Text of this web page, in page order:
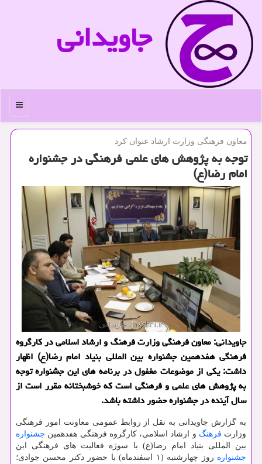
جاویدانی
منو
معاون فرهنگی وزارت ارشاد عنوان كرد
توجه به پژوهش های علمی فرهنگی در جشنواره
امام رضا(ع)
جاویدانی: معاون فرهنگی وزارت فرهنگ و ارشاد اسلامی در كارگروه
فرهنگی هفدهمین جشنواره بین المللی بنیاد امام رضا(ع) اظهار
داشت: یكی از موضوعات مغفول در برنامه های این جشنواره توجه
به پژوهش های علمی و فرهنگی است كه خوشبختانه مقرر است از
سال آینده در جشنواره حضور داشته باشد.
به گزارش جاویدانی به نقل از روابط عمومی معاونت امور فرهنگی
وزارت فرهنگ و ارشاد اسلامی، كارگروه فرهنگی هفدهمین جشنواره
بین المللی بنیاد امام رضا(ع) با سوژه فعالیت های فرهنگی این
جشنواره
روز چهارشنبه (۱ اسفندماه) با حضور دكتر محسن جوادی؛